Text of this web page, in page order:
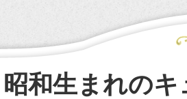
昭和生まれの